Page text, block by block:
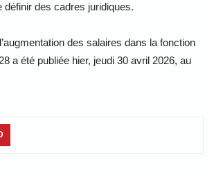
des cadres juridiques.
des salaires dans la fonction
a été publiée hier, jeudi 30 avril 2026, au